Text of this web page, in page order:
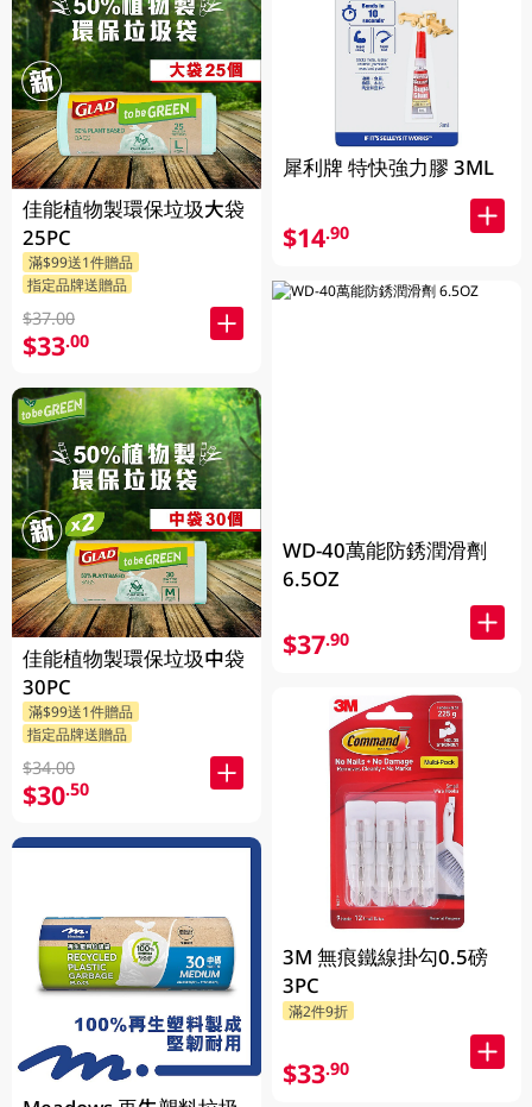
佳能植物製環保垃圾大袋
25PC
滿$99送1件贈品
指定品牌送贈品
$37.00
$33.00
佳能植物製環保垃圾中袋
30PC
滿$99送1件贈品
指定品牌送贈品
$34.00
$30.50
犀利牌 特快強力膠 3ML
$14.90
WD-40萬能防銹潤滑劑
6.5OZ
$37.90
3M 無痕鐵線掛勾0.5磅
3PC
滿2件9折
$33.90